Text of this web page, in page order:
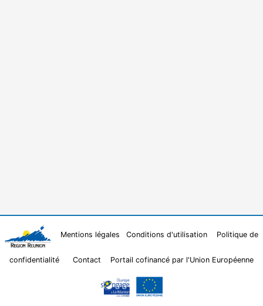
Mentions légales Conditions d'utilisation Politique de
confidentialité Contact Portail cofinancé par l'Union Européenne